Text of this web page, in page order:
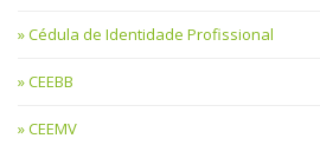
Cédula de Identidade Profissional
CEEBB
CEEMV